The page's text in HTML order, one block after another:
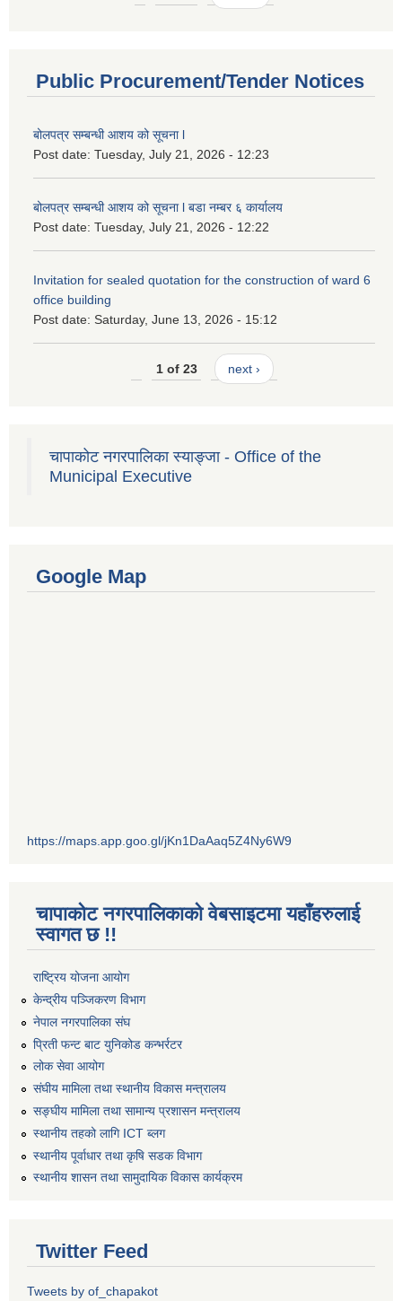
Public Procurement/Tender Notices
बोलपत्र सम्बन्धी आशय को सूचना l
Post date: Tuesday, July 21, 2026 - 12:23
बोलपत्र सम्बन्धी आशय को सूचना l बडा नम्बर ६ कार्यालय
Post date: Tuesday, July 21, 2026 - 12:22
Invitation for sealed quotation for the construction of ward 6
office building
Post date: Saturday, June 13, 2026 - 15:12
1 of 23 next ›
चापाकोट नगरपालिका स्याङ्जा - Office of the
Municipal Executive
Google Map
https://maps.app.goo.gl/jKn1DaAaq5Z4Ny6W9
चापाकोट नगरपालिकाको वेबसाइटमा यहाँहरुलाई
स्वागत छ !!
राष्ट्रिय योजना आयोग
केन्द्रीय पञ्जिकरण विभाग
नेपाल नगरपालिका संघ
प्रिती फन्ट बाट युनिकोड कन्भर्रटर
लोक सेवा आयोग
संघीय मामिला तथा स्थानीय विकास मन्त्रालय
सङ्घीय मामिला तथा सामान्य प्रशासन मन्त्रालय
स्थानीय तहको लागि ICT ब्लग
स्थानीय पूर्वाधार तथा कृषि सडक विभाग
स्थानीय शासन तथा सामुदायिक विकास कार्यक्रम
Twitter Feed
Tweets by of_chapakot